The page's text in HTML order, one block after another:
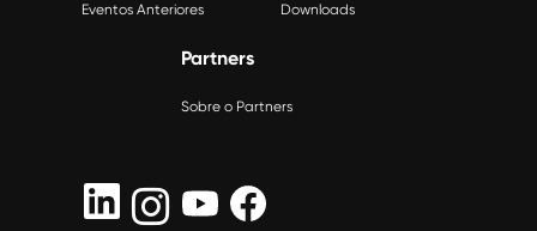
Eventos Anteriores
Downloads
Partners
Sobre o Partners